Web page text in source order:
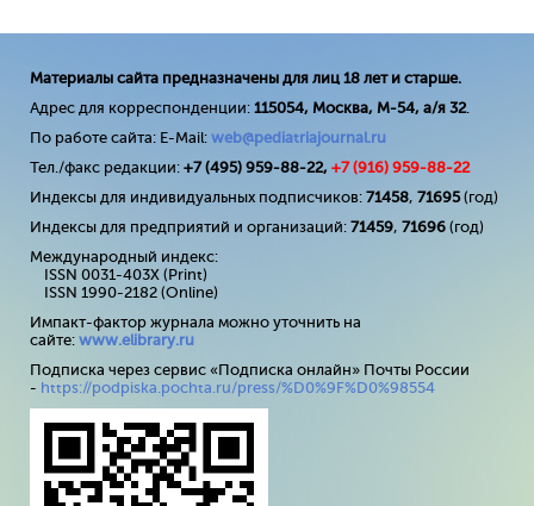
Материалы сайта предназначены для лиц 18 лет и старше.
Адрес для корреспонденции: 115054, Москва, М-54, а/я 32.
По работе сайта: E-Mail: web@pediatriajournal.ru
Тел./факс редакции: +7 (495) 959-88-22, +7 (916) 959-88-22
Индексы для индивидуальных подписчиков: 71458, 71695(год)
Индексы для предприятий и организаций: 71459, 71696 (год)
Международный индекс:
ISSN 0031-403X (Print)
ISSN 1990-2182 (Online)
Импакт-фактор журнала можно уточнить на
сайте: www.elibrary.ru
Подписка через сервис «Подписка онлайн» Почты России
- https://podpiska.pochta.ru/press/%D0%9F%D0%98554